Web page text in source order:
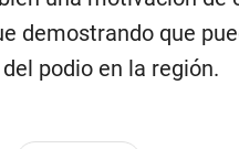
demostrando que
podio en la región.